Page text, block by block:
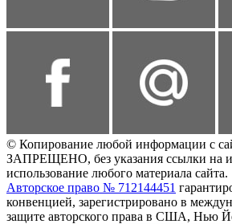
© Копирование любой информации с
ЗАПРЕЩЕНО, без указания ссылки на
использование любого материала сайта.
Авторское право № 712144451
конвенцией, зарегистрировано в
защите авторского права в США, Нью